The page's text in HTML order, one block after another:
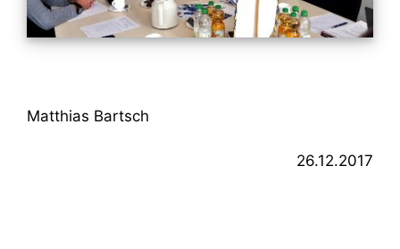
Matthias Bartsch
26.12.2017